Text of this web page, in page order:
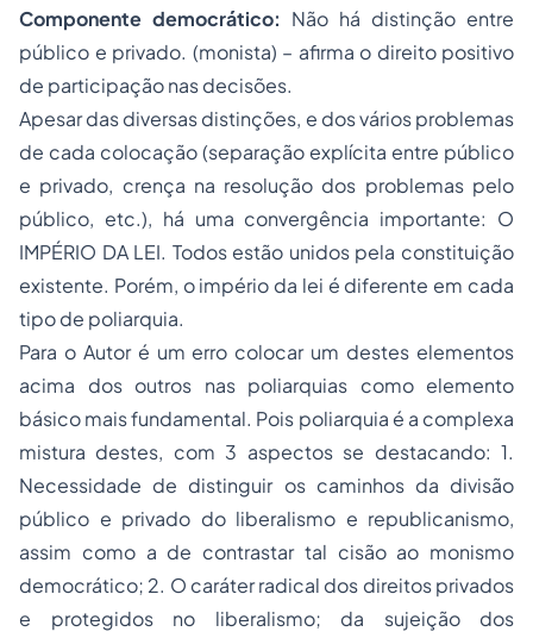
Componente democrático: Não há distinção entre
público e privado. (monista) – afirma o direito positivo
de participação nas decisões.
Apesar das diversas distinções, e dos vários problemas
de cada colocação (separação explícita entre público
e privado, crença na resolução dos problemas pelo
público, etc.), há uma convergência importante: O
IMPÉRIO DA LEI. Todos estão unidos pela constituição
existente. Porém, o império da lei é diferente em cada
tipo de poliarquia.
Para o Autor é um erro colocar um destes elementos
acima dos outros nas poliarquias como elemento
básico mais fundamental. Pois poliarquia é a complexa
mistura destes, com 3 aspectos se destacando: 1.
Necessidade de distinguir os caminhos da divisão
público e privado do liberalismo e republicanismo,
assim como a de contrastar tal cisão ao monismo
democrático; 2. O caráter radical dos direitos privados
e protegidos no liberalismo; da sujeição dos